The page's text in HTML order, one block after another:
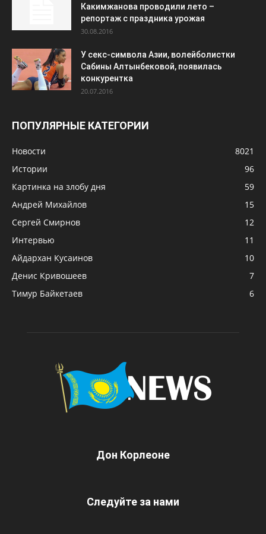
Какимжанова проводили лето –
репортаж с праздника урожая
30.08.2016
У секс-символа Азии, волейболистки
Сабины Алтынбековой, появилась
конкурентка
20.07.2016
ПОПУЛЯРНЫЕ КАТЕГОРИИ
Новости
8021
Истории
96
Картинка на злобу дня
59
Андрей Михайлов
15
Сергей Смирнов
12
Интервью
11
Айдархан Кусаинов
10
Денис Кривошеев
7
Тимур Байкетаев
6
Дон Корлеоне
Следуйте за нами